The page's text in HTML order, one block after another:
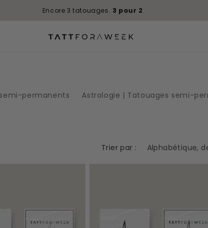
Trustscore4.9 / 5|450+avis
permanents Astrologie | Tatouages semi-
Trier par :